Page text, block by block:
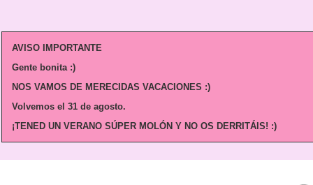
AVISO IMPORTANTE
Gente bonita :)
NOS VAMOS DE MERECIDAS VACACIONES :)
Volvemos el 31 de agosto.
¡TENED UN VERANO SÚPER MOLÓN Y NO OS DERRITÁIS! :)